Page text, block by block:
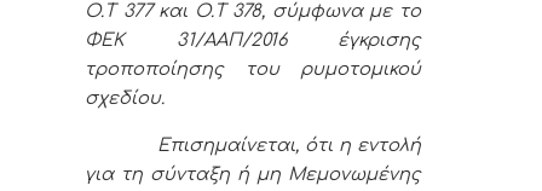
Ο.Τ 377 και Ο.Τ 378, σύμφωνα με το
ΦΕΚ 31/ΑΑΠ/2016 έγκρισης
τροποποίησης του ρυμοτομικού
σχεδίου.
Επισημαίνεται, ότι η εντολή
για τη σύνταξη ή μη Μεμονωμένης